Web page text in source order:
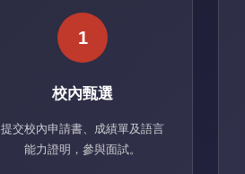
1
校內甄選
提交校內申請書、成績單及語言
能力證明，參與面試。